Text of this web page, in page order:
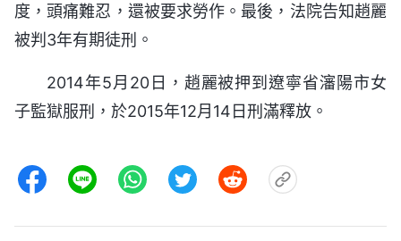
度，頭痛難忍，還被要求勞作。最後，法院告知趙麗
被判3年有期徒刑。
2014年5月20日，趙麗被押到遼寧省瀋陽市女
子監獄服刑，於2015年12月14日刑滿釋放。